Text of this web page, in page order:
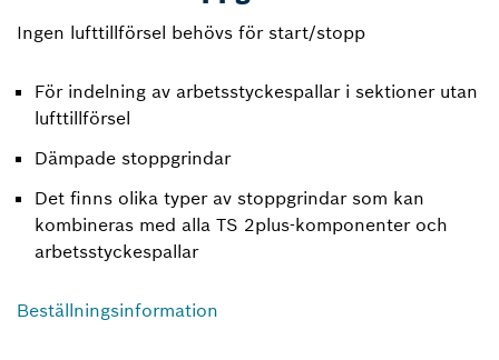
Ingen lufttillförsel behövs för start/stopp
För indelning av arbetsstyckespallar i sektioner utan
lufttillförsel
Dämpade stoppgrindar
Det finns olika typer av stoppgrindar som kan
kombineras med alla TS 2plus-komponenter och
arbetsstyckespallar
Beställningsinformation